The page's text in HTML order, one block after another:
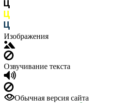
Изображения
Озвучивание текста
Обычная версия сайта